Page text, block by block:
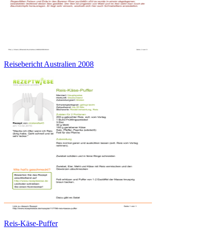
Reisebericht Australien 2008
Reis-Käse-Puffer